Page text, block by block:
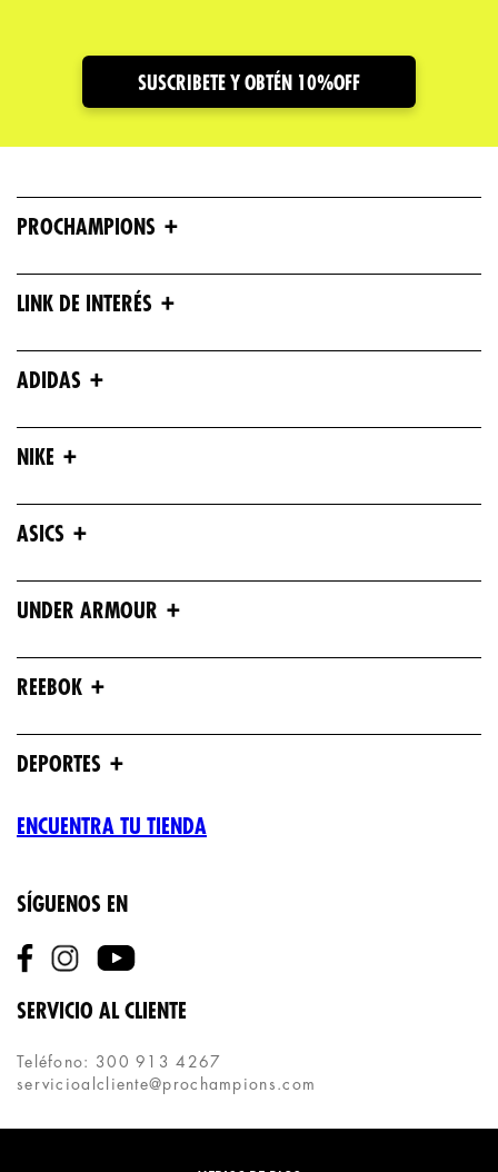
SUSCRIBETE Y OBTÉN 10%OFF
PROCHAMPIONS +
LINK DE INTERÉS +
ADIDAS +
NIKE +
ASICS +
UNDER ARMOUR +
REEBOK +
DEPORTES +
ENCUENTRA TU TIENDA
SÍGUENOS EN
SERVICIO AL CLIENTE
Teléfono: 300 913 4267
servicioalcliente@prochampions.com